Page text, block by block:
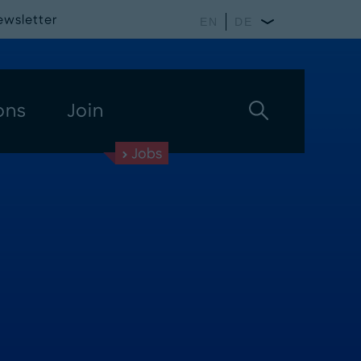
Join
EN DE
Jobs